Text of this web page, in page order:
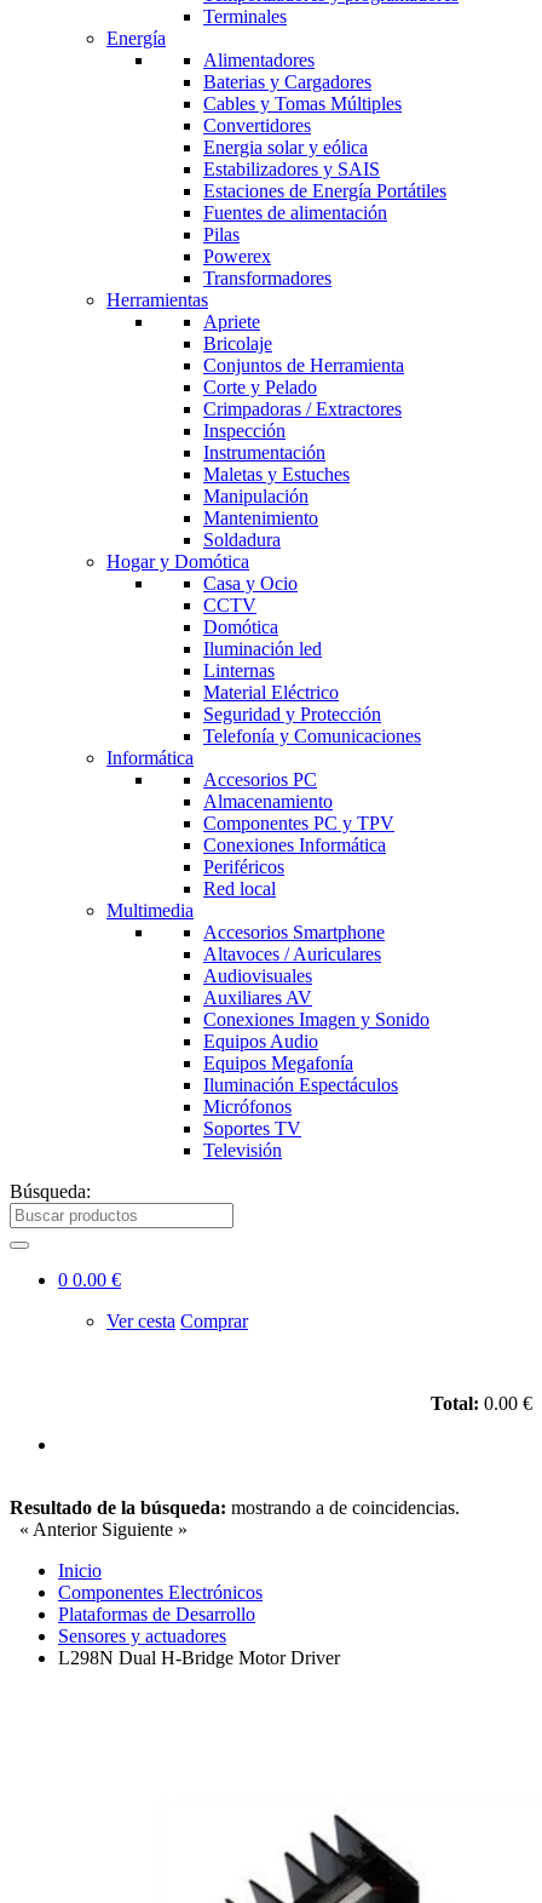
Terminales
Energía
Alimentadores
Baterias y Cargadores
Cables y Tomas Múltiples
Convertidores
Energia solar y eólica
Estabilizadores y SAIS
Estaciones de Energía Portátiles
Fuentes de alimentación
Pilas
Powerex
Transformadores
Herramientas
Apriete
Bricolaje
Conjuntos de Herramienta
Corte y Pelado
Crimpadoras / Extractores
Inspección
Instrumentación
Maletas y Estuches
Manipulación
Mantenimiento
Soldadura
Hogar y Domótica
Casa y Ocio
CCTV
Domótica
Iluminación led
Linternas
Material Eléctrico
Seguridad y Protección
Telefonía y Comunicaciones
Informática
Accesorios PC
Almacenamiento
Componentes PC y TPV
Conexiones Informática
Periféricos
Red local
Multimedia
Accesorios Smartphone
Altavoces / Auriculares
Audiovisuales
Auxiliares AV
Conexiones Imagen y Sonido
Equipos Audio
Equipos Megafonía
Iluminación Espectáculos
Micrófonos
Soportes TV
Televisión
Búsqueda:
0 0.00 €
Ver cesta Comprar
Total: 0.00 €
Resultado de la búsqueda: mostrando a de coincidencias.
« Anterior Siguiente »
Inicio
Componentes Electrónicos
Plataformas de Desarrollo
Sensores y actuadores
L298N Dual H-Bridge Motor Driver